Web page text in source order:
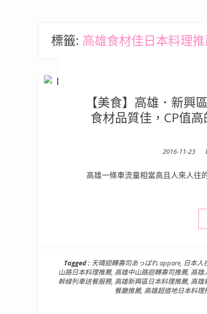
標籤: 高雄食材佳日本料理
【美食】高雄．新
食材品質佳，CP值
Posted
2016-11-23
高雄一條車流量相當高且人來人往
Tagged : 天晴迴轉壽司あっぱれ appare, 日本人
山路日本料理推薦, 高雄中山路迴轉壽司推薦, 高雄
幹線列車送餐服務, 高雄新興區日本料理推薦, 高雄
餐廳推薦, 高雄超道地日本料理